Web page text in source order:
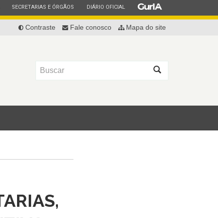
ESTADO
SECRETARIAS E ÓRGÃOS ESTADO
DIÁRIO OFICIAL ESTADO
Contraste Fale conosco Mapa do site
Buscar